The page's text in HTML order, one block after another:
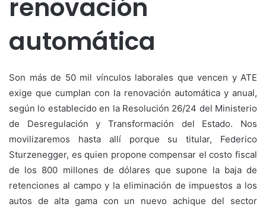
renovación
automática
Son más de 50 mil vínculos laborales que vencen y ATE
exige que cumplan con la renovación automática y anual,
según lo establecido en la Resolución 26/24 del Ministerio
de Desregulación y Transformación del Estado. Nos
movilizaremos hasta allí porque su titular, Federico
Sturzenegger, es quien propone compensar el costo fiscal
de los 800 millones de dólares que supone la baja de
retenciones al campo y la eliminación de impuestos a los
autos de alta gama con un nuevo achique del sector